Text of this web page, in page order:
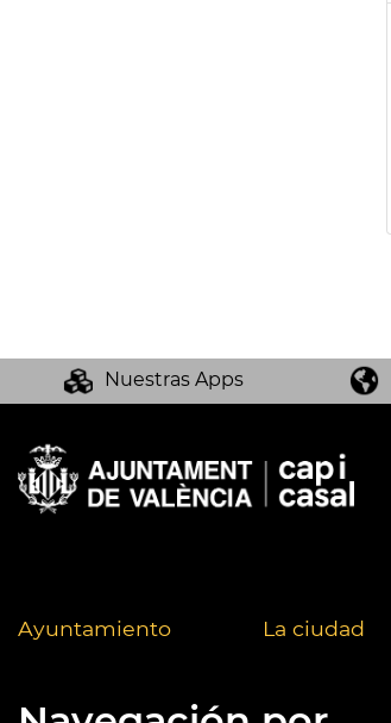
Nuestras Apps
Ayuntamiento La ciudad